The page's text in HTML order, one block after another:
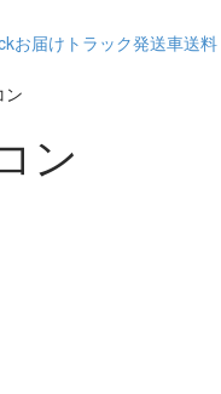
お届け トラック発送車送料
ン
ン